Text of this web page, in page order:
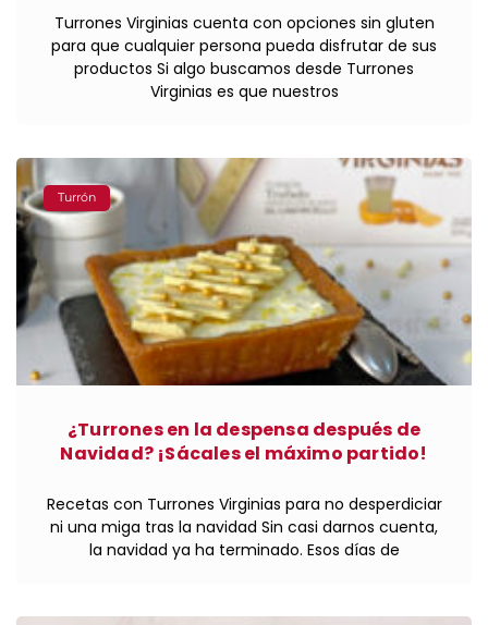
Turrones Virginias cuenta con opciones sin gluten
para que cualquier persona pueda disfrutar de sus
productos Si algo buscamos desde Turrones
Virginias es que nuestros
Turrón
¿Turrones en la despensa después de
Navidad? ¡Sácales el máximo partido!
Recetas con Turrones Virginias para no desperdiciar
ni una miga tras la navidad Sin casi darnos cuenta,
la navidad ya ha terminado. Esos días de